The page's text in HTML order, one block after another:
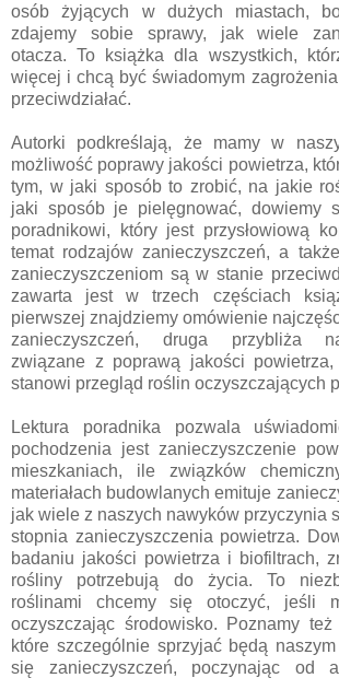
osób żyjących w dużych miastach,
zdajemy sobie sprawy, jak wiele
otacza. To książka dla wszystkich,
więcej i chcą być świadomym
przeciwdziałać.
Autorki podkreślają, że mamy w
możliwość poprawy jakości powietrza,
tym, w jaki sposób to zrobić, na jakie
jaki sposób je pielęgnować, dowiemy
poradnikowi, który jest przysłowiową
temat rodzajów zanieczyszczeń, a
zanieczyszczeniom są w stanie
zawarta jest w trzech częściach
pierwszej znajdziemy omówienie
zanieczyszczeń, druga przybliża
związane z poprawą jakości powietrza,
stanowi przegląd roślin oczyszczających
Lektura poradnika pozwala
pochodzenia jest zanieczyszczenie
mieszkaniach, ile związków
materiałach budowlanych emituje
jak wiele z naszych nawyków przyczynia
stopnia zanieczyszczenia powietrza.
badaniu jakości powietrza i biofiltrach,
rośliny potrzebują do życia. To
roślinami chcemy się otoczyć, jeśli
oczyszczając środowisko. Poznamy
które szczególnie sprzyjać będą
się zanieczyszczeń, poczynając od